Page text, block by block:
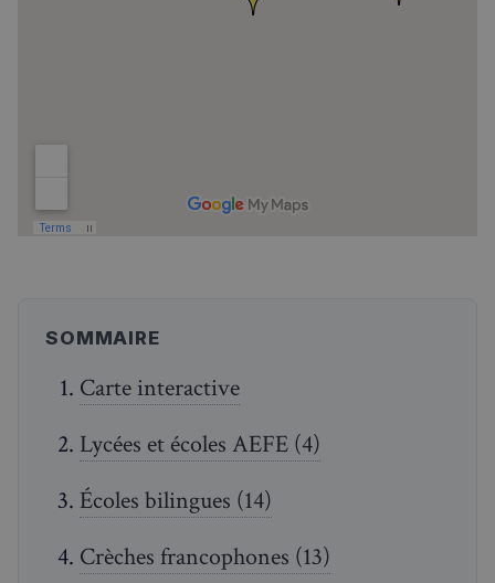
SOMMAIRE
Carte interactive
Lycées et écoles AEFE (4)
Écoles bilingues (14)
Crèches francophones (13)